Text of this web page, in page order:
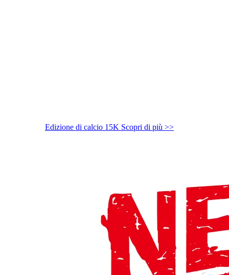
Edizione di calcio 15K Scopri di più >>